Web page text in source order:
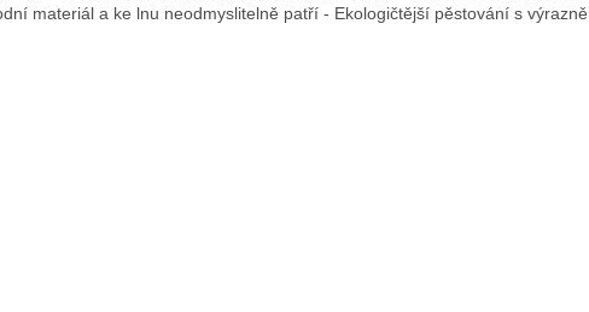
materiál a ke lnu neodmyslitelně patří - Ekologičtější pěstování s výrazně